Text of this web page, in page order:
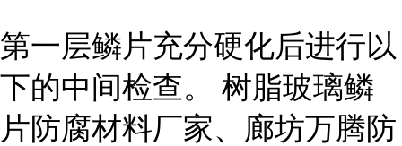
第一层鳞片充分硬化后进行以
下的中间检查。 树脂玻璃鳞
片防腐材料厂家、廊坊万腾防